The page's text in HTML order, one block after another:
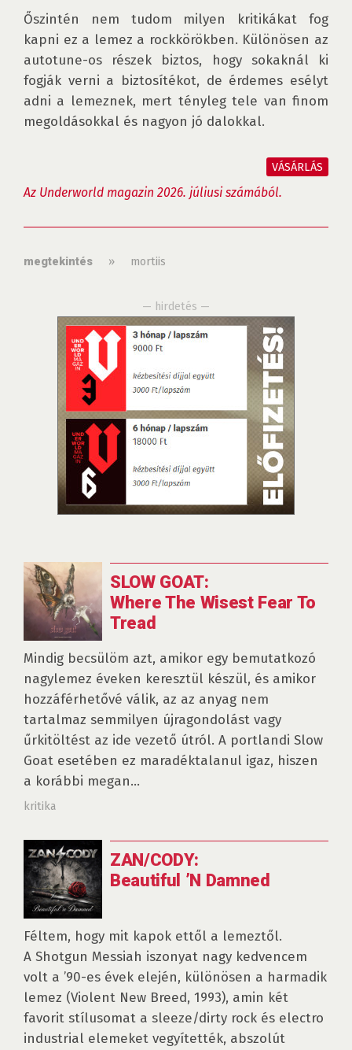
Őszintén nem tudom milyen kritikákat fog
kapni ez a lemez a rockkörökben. Különösen az
autotune-os részek biztos, hogy sokaknál ki
fogják verni a biztosítékot, de érdemes esélyt
adni a lemeznek, mert tényleg tele van finom
megoldásokkal és nagyon jó dalokkal.
VÁSÁRLÁS
Az Underworld magazin 2026. júliusi számából.
megtekintés » mortiis
— hirdetés —
SLOW GOAT:
Where The Wisest Fear To
Tread
Mindig becsülöm azt, amikor egy bemutatkozó
nagylemez éveken keresztül készül, és amikor
hozzáférhetővé válik, az az anyag nem
tartalmaz semmilyen újragondolást vagy
űrkitöltést az ide vezető útról. A portlandi Slow
Goat esetében ez maradéktalanul igaz, hiszen
a korábbi megan...
kritika
ZAN/CODY:
Beautiful ’N Damned
Féltem, hogy mit kapok ettől a lemeztől.
A Shotgun Messiah iszonyat nagy kedvencem
volt a ’90-es évek elején, különösen a harmadik
lemez (Violent New Breed, 1993), amin két
favorit stílusomat a sleeze/dirty rock és electro
industrial elemeket vegyítették, abszolút